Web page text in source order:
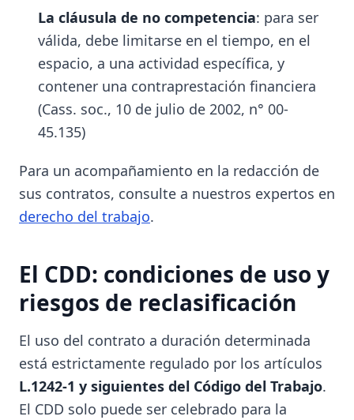
La cláusula de no competencia: para ser
válida, debe limitarse en el tiempo, en el
espacio, a una actividad específica, y
contener una contraprestación financiera
(Cass. soc., 10 de julio de 2002, n° 00-
45.135)
Para un acompañamiento en la redacción de
sus contratos, consulte a nuestros expertos en
derecho del trabajo.
El CDD: condiciones de uso y
riesgos de reclasificación
El uso del contrato a duración determinada
está estrictamente regulado por los artículos
L.1242-1 y siguientes del Código del Trabajo.
El CDD solo puede ser celebrado para la